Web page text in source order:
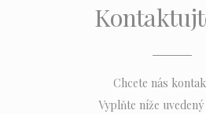
Chcete nás
Vyplňte níže